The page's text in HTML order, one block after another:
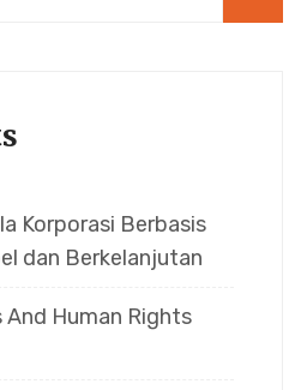
Korporasi Berbasis
dan Berkelanjutan
Human Rights